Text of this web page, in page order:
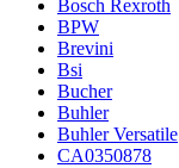
Bosch Rexroth
BPW
Brevini
Bsi
Bucher
Buhler
Buhler Versatile
CA0350878